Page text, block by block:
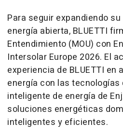
Para seguir expandiendo
energía abierta, BLUETTI
Entendimiento (MOU) con
Intersolar Europe 2026. El
experiencia de BLUETTI en
energía con las tecnologías
inteligente de energía de
soluciones energéticas
inteligentes y eficientes.